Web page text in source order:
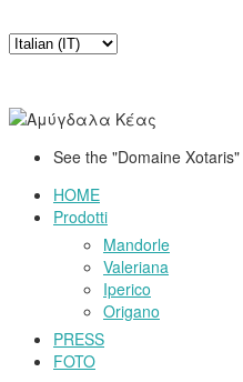
See the "Domaine
HOME
Prodotti
Mandorle
Valeriana
Iperico
Origano
PRESS
FOTO